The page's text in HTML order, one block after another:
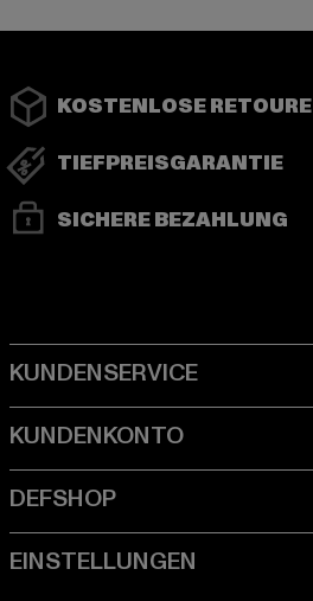
KOSTENLOSE RETOURE
TIEFPREISGARANTIE
SICHERE BEZAHLUNG